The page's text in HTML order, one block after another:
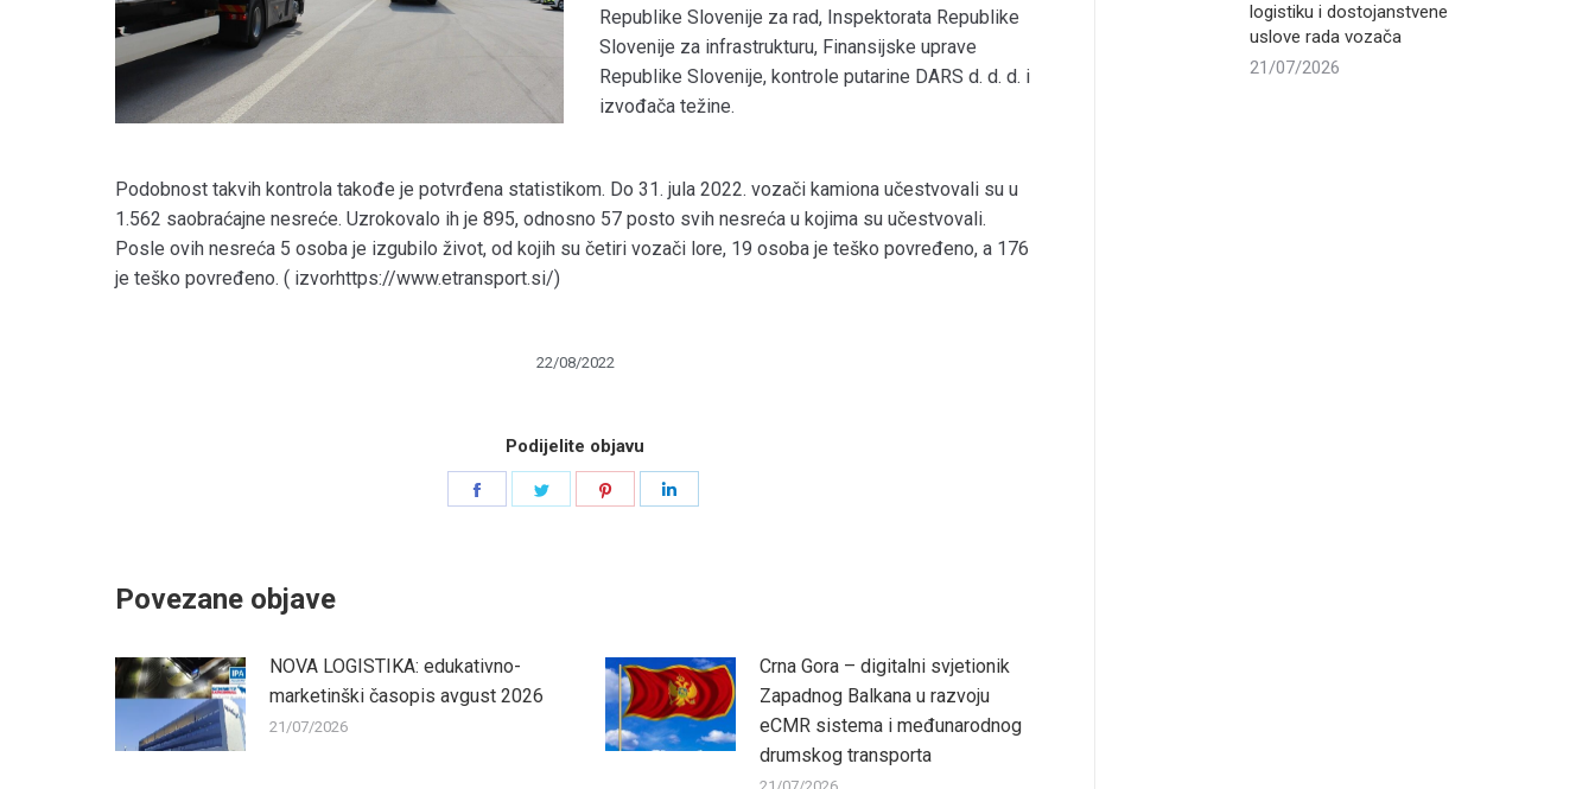
Republike Slovenije za rad, Inspektorata Republike
Slovenije za infrastrukturu, Finansijske uprave
Republike Slovenije, kontrole putarine DARS d. d. d. i
izvođača težine.
Podobnost takvih kontrola takođe je potvrđena statistikom. Do 31. jula 2022. vozači kamiona učestvovali su u
1.562 saobraćajne nesreće. Uzrokovalo ih je 895, odnosno 57 posto svih nesreća u kojima su učestvovali.
Posle ovih nesreća 5 osoba je izgubilo život, od kojih su četiri vozači lore, 19 osoba je teško povređeno, a 176
je teško povređeno. ( izvorhttps://www.etransport.si/)
22/08/2022
Podijelite objavu
Share
Povezane objave
NOVA LOGISTIKA: edukativno-
marketinški časopis avgust 2026
21/07/2026
Crna Gora – digitalni svjetionik
Zapadnog Balkana u razvoju
eCMR sistema i međunarodnog
drumskog transporta
21/07/2026
logistiku i dostojanstvene
uslove rada vozača
21/07/2026